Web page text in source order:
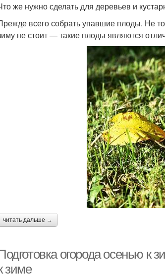
же нужно сделать для деревьев и
всего собрать упавшие плоды. Не
не стоит — такие плоды являются
читать дальше →
огорода осенью к
зиме